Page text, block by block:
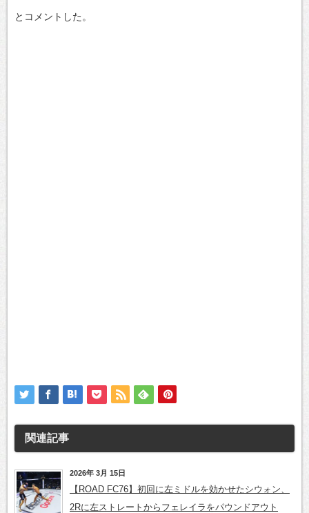
とコメントした。
関連記事
2026年 3月 15日
【ROAD FC76】初回に左ミドルを効かせたシウォン、
2Rに左ストレートからフェレイラをパウンドアウト